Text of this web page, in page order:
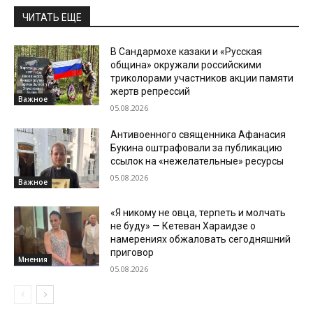
ЧИТАТЬ ЕЩЕ
Важное
В Сандармохе казаки и «Русская
община» окружали российскими
триколорами участников акции памяти
жертв репрессий
05.08.2026
Важное
Антивоенного священника Афанасия
Букина оштрафовали за публикацию
ссылок на «нежелательные» ресурсы
05.08.2026
Мнения
«Я никому не овца, терпеть и молчать
не буду» — Кетеван Хараидзе о
намерениях обжаловать сегодняшний
приговор
05.08.2026